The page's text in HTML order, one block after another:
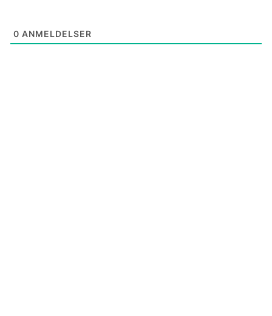
0 ANMELDELSER